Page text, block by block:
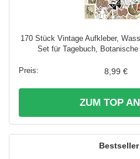
170 Stück Vintage Aufkleber,
Set für Tagebuch, Botanische
8,99 €
ZUM TOP